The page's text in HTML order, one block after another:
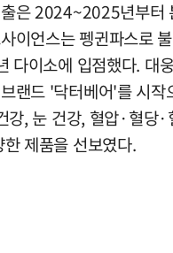
은 2024~2025년부터
이언스는 펭귄파스로
다이소에 입점했다. 대
랜드 '닥터베어'를 시작
강, 눈 건강, 혈압·혈당·
제품을 선보였다.